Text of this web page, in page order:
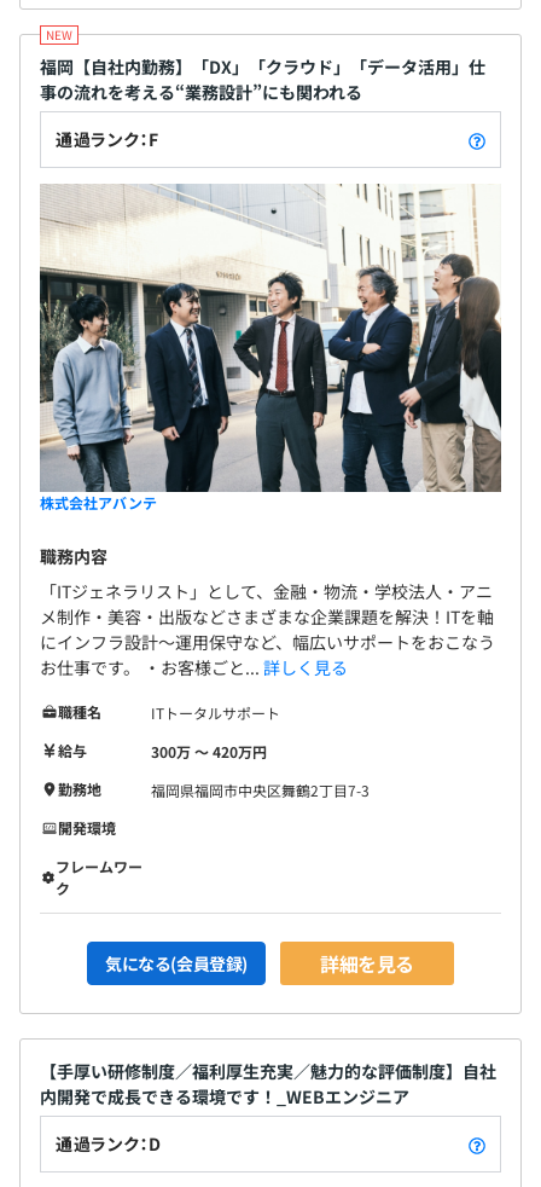
福岡【自社内勤務】「DX」「クラウド」「データ活用」仕
事の流れを考える“業務設計”にも関われる
通過ランク：F
株式会社アバンテ
職務内容
「ITジェネラリスト」として、金融・物流・学校法人・アニ
メ制作・美容・出版などさまざまな企業課題を解決！ITを軸
にインフラ設計〜運用保守など、幅広いサポートをおこなう
お仕事です。 ・お客様ごと... 詳しく見る
職種名
ITトータルサポート
給与
300万 〜 420万円
勤務地
福岡県福岡市中央区舞鶴2丁目7-3
開発環境
フレームワー
ク
気になる(会員登録) 詳細を見る
【手厚い研修制度／福利厚生充実／魅力的な評価制度】自社
内開発で成長できる環境です！_WEBエンジニア
通過ランク：D